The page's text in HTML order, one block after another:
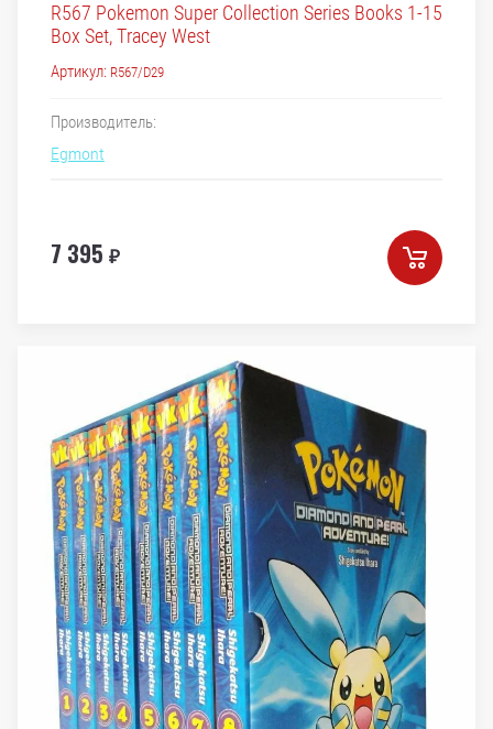
R567 Pokemon Super Collection Series Books 1-15
Box Set, Tracey West
Артикул: R567/D29
Производитель:
Egmont
7 395 ₽